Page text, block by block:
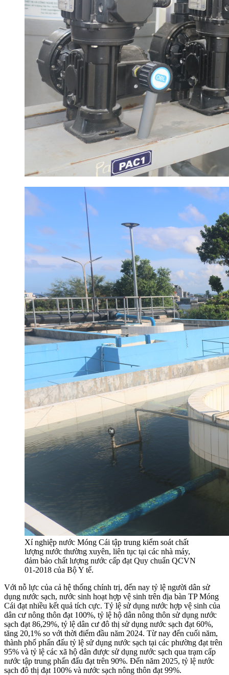
Xí nghiệp nước Móng Cái tập trung kiểm soát chất
lượng nước thường xuyên, liên tục tại các nhà máy,
đảm bảo chất lượng nước cấp đạt Quy chuẩn QCVN
01-2018 của Bộ Y tế.
Với nỗ lực của cả hệ thống chính trị, đến nay tỷ lệ người dân sử
dụng nước sạch, nước sinh hoạt hợp vệ sinh trên địa bàn TP Móng
Cái đạt nhiều kết quả tích cực. Tỷ lệ sử dụng nước hợp vệ sinh của
dân cư nông thôn đạt 100%, tỷ lệ hộ dân nông thôn sử dụng nước
sạch đạt 86,29%, tỷ lệ dân cư đô thị sử dụng nước sạch đạt 60%,
tăng 20,1% so với thời điểm đầu năm 2024. Từ nay đến cuối năm,
thành phố phấn đấu tỷ lệ sử dụng nước sạch tại các phường đạt trên
95% và tỷ lệ các xã hộ dân được sử dụng nước sạch qua trạm cấp
nước tập trung phấn đấu đạt trên 90%. Đến năm 2025, tỷ lệ nước
sạch đô thị đạt 100% và nước sạch nông thôn đạt 99%.